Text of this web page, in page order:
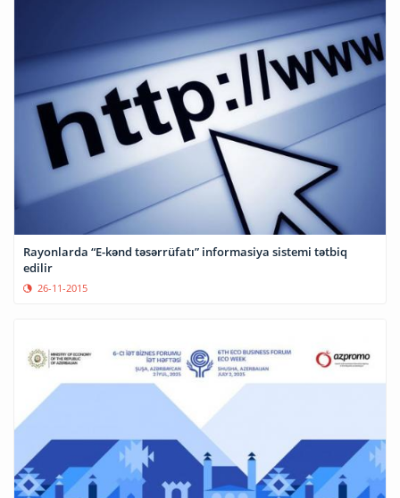
Rayonlarda “E-kənd təsərrüfatı” informasiya sistemi tətbiq
edilir
26-11-2015